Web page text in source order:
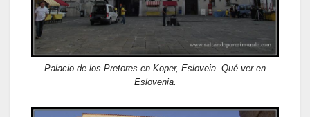
Palacio de los Pretores en Koper, Esloveia. Qué ver en
Eslovenia.